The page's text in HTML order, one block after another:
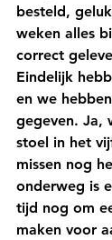
besteld,
weken alles
correct
Eindelijk
en we
gegeven. Ja,
stoel in het
missen nog
onderweg is
tijd nog om
maken voor